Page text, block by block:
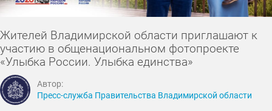
Жителей Владимирской области приглашают к
участию в общенациональном фотопроекте
«Улыбка России. Улыбка единства»
Автор:
Пресс-служба Правительства Владимирской области